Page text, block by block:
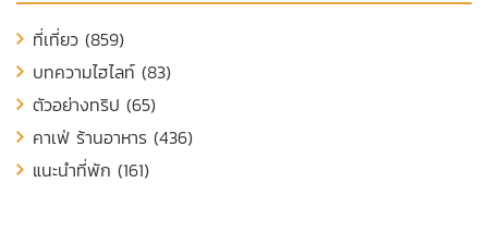
ที่เที่ยว (859)
บทความไฮไลท์ (83)
ตัวอย่างทริป (65)
คาเฟ่ ร้านอาหาร (436)
แนะนำที่พัก (161)